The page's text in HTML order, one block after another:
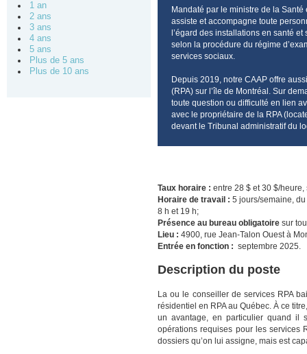
1 an
2 ans
3 ans
4 ans
5 ans
Plus de 5 ans
Plus de 10 ans
Mandaté par le ministre de la
assiste et accompagne toute
l’égard des installations en santé
selon la procédure du régime
services sociaux.
Depuis 2019, notre CAAP offre
(RPA) sur l’île de Montréal. Sur
toute question ou difficulté en lien
avec le propriétaire de la RPA
devant le Tribunal administratif du
Taux horaire : entre 28 $ et 30 $/heure,
Horaire de travail : 5 jours/semaine,
8 h et 19 h;
Présence au bureau obligatoire sur
Lieu : 4900, rue Jean-Talon Ouest à
Entrée en fonction : septembre 2025.
Description du poste
La ou le conseiller de services RPA
résidentiel en RPA au Québec. À ce
un avantage, en particulier quand il
opérations requises pour les services
dossiers qu’on lui assigne, mais est